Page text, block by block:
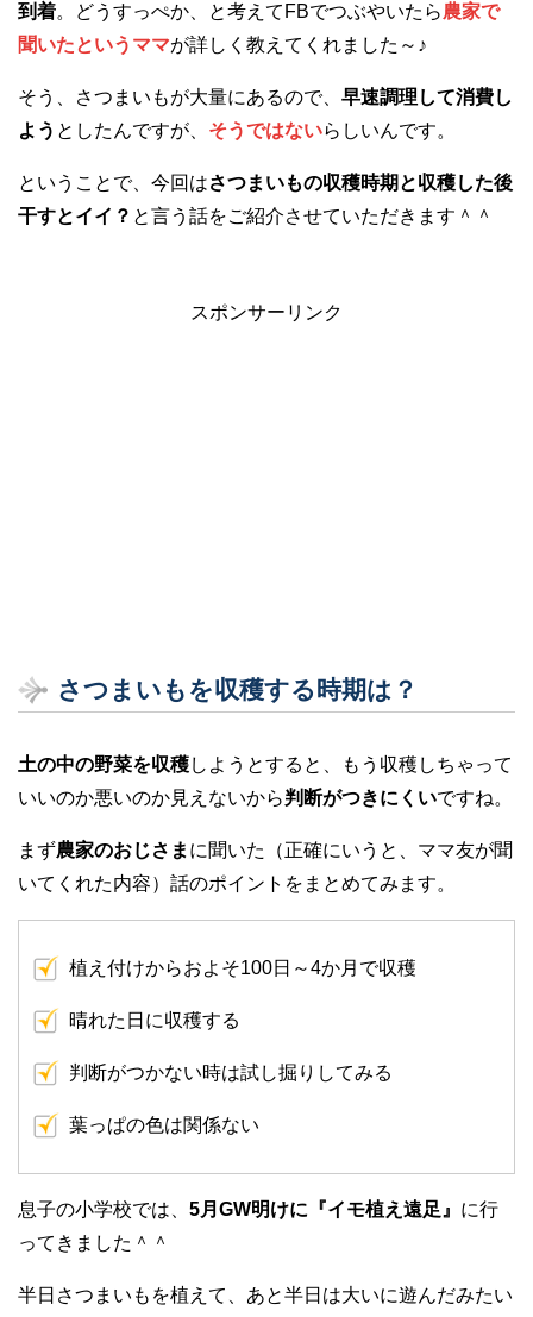
到着。どうすっぺか、と考えてFBでつぶやいたら農家で
聞いたというママが詳しく教えてくれました～♪
そう、さつまいもが大量にあるので、 早速調理して消費し
よう としたんですが、 そうではないらしいんです。
ということで、今回はさつまいもの収穫時期と収穫した後
干すとイイ？ と言う話をご紹介させていただきます＾＾
スポンサーリンク
さつまいもを収穫する時期は？
土の中の野菜を収穫しようとすると、もう収穫しちゃって
いいのか悪いのか見えないから判断がつきにくいですね。
まず農家のおじさま に聞いた（正確にいうと、ママ友が聞
いてくれた内容）話のポイントをまとめてみます。
植え付けからおよそ100日～4か月で収穫
晴れた日に収穫する
判断がつかない時は試し掘りしてみる
葉っぱの色は関係ない
息子の小学校では、 5月GW明けに『イモ植え遠足』 に行
ってきました＾＾
半日さつまいもを植えて、あと半日は大いに遊んだみたい